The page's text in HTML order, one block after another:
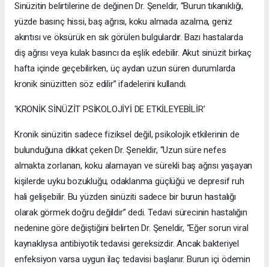
Sinüzitin belirtilerine de değinen Dr. Şeneldir, “Burun tıkanıklığı,
yüzde basınç hissi, baş ağrısı, koku almada azalma, geniz
akıntısı ve öksürük en sık görülen bulgulardır. Bazı hastalarda
diş ağrısı veya kulak basıncı da eşlik edebilir. Akut sinüzit birkaç
hafta içinde geçebilirken, üç aydan uzun süren durumlarda
kronik sinüzitten söz edilir” ifadelerini kullandı.
‘KRONİK SİNÜZİT PSİKOLOJİYİ DE ETKİLEYEBİLİR’
Kronik sinüzitin sadece fiziksel değil, psikolojik etkilerinin de
bulunduğuna dikkat çeken Dr. Şeneldir, “Uzun süre nefes
almakta zorlanan, koku alamayan ve sürekli baş ağrısı yaşayan
kişilerde uyku bozukluğu, odaklanma güçlüğü ve depresif ruh
hali gelişebilir. Bu yüzden sinüziti sadece bir burun hastalığı
olarak görmek doğru değildir” dedi. Tedavi sürecinin hastalığın
nedenine göre değiştiğini belirten Dr. Şeneldir, “Eğer sorun viral
kaynaklıysa antibiyotik tedavisi gereksizdir. Ancak bakteriyel
enfeksiyon varsa uygun ilaç tedavisi başlanır. Burun içi ödemin